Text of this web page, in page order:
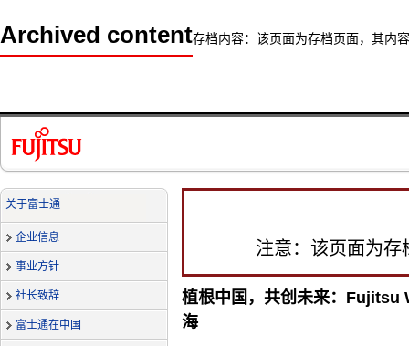
Archived content存档内容：该页面为存档页面，其内
关于富士通
企业信息
事业方针
社长致辞
富士通在中国
注意：该页面为
植根中国，共创未来：Fujitsu
海